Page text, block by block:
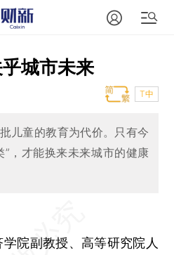
城市未来
T中
儿童的教育为代价。只有今
”，才能换来未来城市的健康
院副教授、高等研究院人